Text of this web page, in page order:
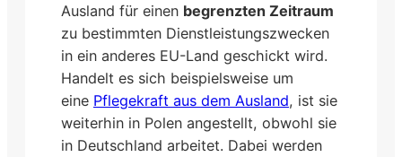
Ausland für einen begrenzten Zeitraum
zu bestimmten Dienstleistungszwecken
in ein anderes EU-Land geschickt wird.
Handelt es sich beispielsweise um
eine Pflegekraft aus dem Ausland, ist sie
weiterhin in Polen angestellt, obwohl sie
in Deutschland arbeitet. Dabei werden